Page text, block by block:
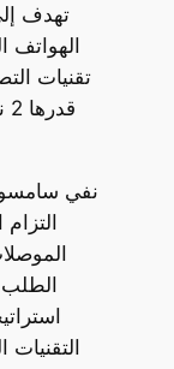
تهدف
الهواتف
تقنيات
نفي
الطلب